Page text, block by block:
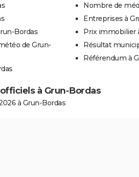
Bordas
de Grun-
Nombre de
Entreprises à
Prix immobilier
Résultat
Référendum à
à Grun-Bordas
à Grun-Bordas